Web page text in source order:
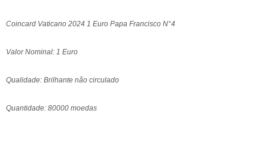
Coincard Vaticano 2024 1 Euro Papa Francisco N°4
Valor Nominal: 1 Euro
Qualidade: Brilhante não circulado
Quantidade: 80000 moedas